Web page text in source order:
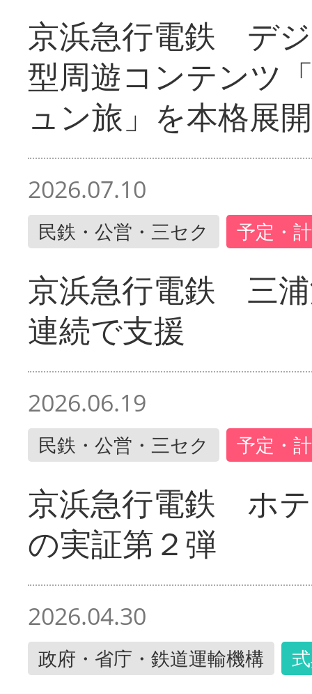
京浜急行電鉄 デ
型周遊コンテンツ
ュン旅」を本格展開
2026.07.10
民鉄・公営・三セク 予定・
京浜急行電鉄 三
連続で支援
2026.06.19
民鉄・公営・三セク 予定・
京浜急行電鉄 ホ
の実証第２弾
2026.04.30
政府・省庁・鉄道運輸機構